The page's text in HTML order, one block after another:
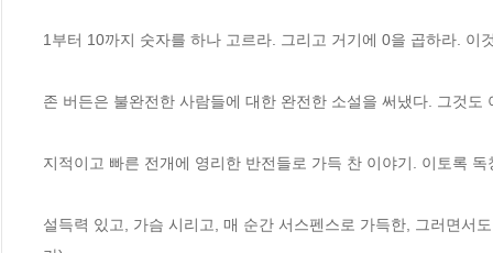
1부터 10까지 숫자를 하나 고르라. 그리고 거기에 0을 곱하라.
존 버든은 불완전한 사람들에 대한 완전한 소설을 써냈다. 그것도
지적이고 빠른 전개에 영리한 반전들로 가득 찬 이야기. 이토록
설득력 있고, 가슴 시리고, 매 순간 서스펜스로 가득한, 그러면서